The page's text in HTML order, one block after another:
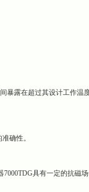
暴露在超过其设计工作温
确性。
具有一定的抗磁场